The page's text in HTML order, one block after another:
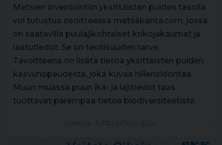
Metsien inventointiin yksittäisten puiden tasolla
voi tutustua osoitteessa metsäkanta.com, jossa
on saatavilla puulajikohtaiset kokojakaumat ja
laatutiedot. Se on teollisuuden tarve.
Tavoitteena on lisätä tietoa yksittäisten puiden
kasvunopeudesta, joka kuvaa hiilensidontaa.
Muun muassa puun ikä- ja lajitiedot taas
tuottavat parempaa tietoa biodiversiteetistä.